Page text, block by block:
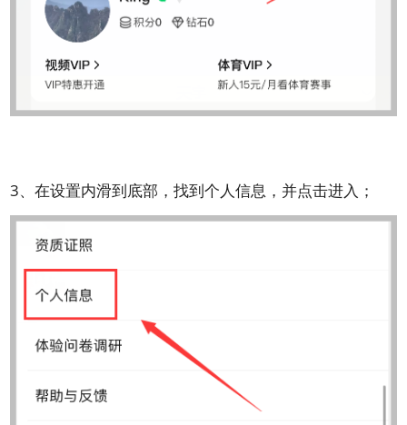
3、在设置内滑到底部，找到个人信息，并点击进入；